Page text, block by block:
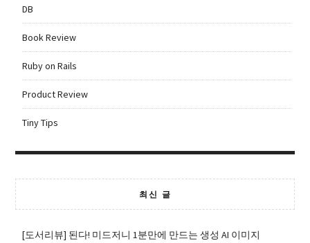
DB
Book Review
Ruby on Rails
Product Review
Tiny Tips
최신 글
[도서리뷰] 된다! 미드저니 1분만에 만드는 생성 AI 이미지